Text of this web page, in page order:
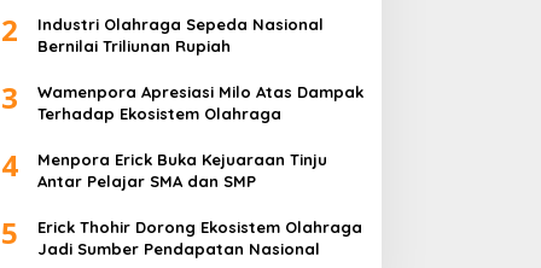
2
Industri Olahraga Sepeda Nasional
Bernilai Triliunan Rupiah
3
Wamenpora Apresiasi Milo Atas Dampak
Terhadap Ekosistem Olahraga
4
Menpora Erick Buka Kejuaraan Tinju
Antar Pelajar SMA dan SMP
5
Erick Thohir Dorong Ekosistem Olahraga
Jadi Sumber Pendapatan Nasional